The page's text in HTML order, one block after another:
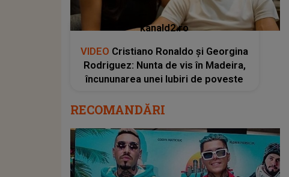
kanald2.ro
VIDEO Cristiano Ronaldo și Georgina
Rodriguez: Nunta de vis în Madeira,
încununarea unei Iubiri de poveste
RECOMANDĂRI